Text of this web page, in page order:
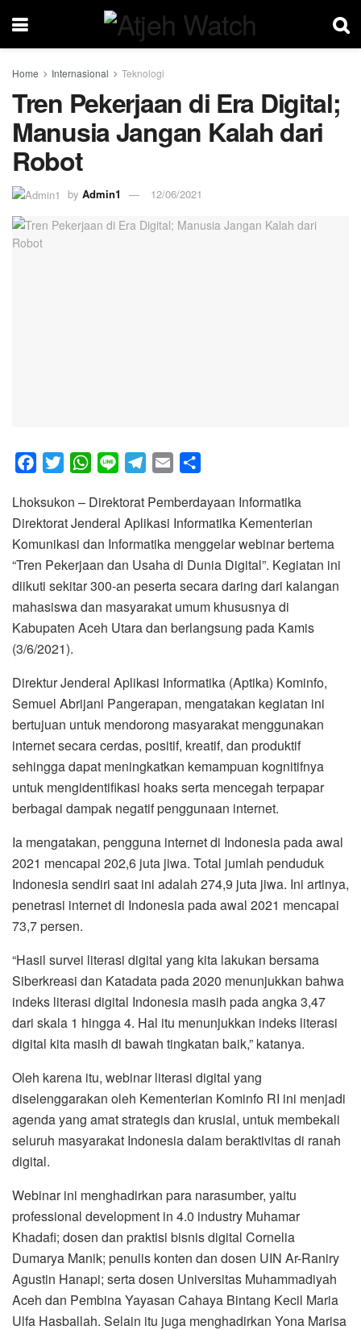
Home Internasional Teknologi
Tren Pekerjaan di Era Digital;
Manusia Jangan Kalah dari
Robot
by Admin1 12/06/2021
c
e
b
o
o
k
i
t
t
e
r
W
a
t
s
A
p
p
n
e
l
e
g
r
a
m
a
i
l
a
r
e
Lhoksukon – Direktorat Pemberdayaan Informatika
Direktorat Jenderal Aplikasi Informatika Kementerian
Komunikasi dan Informatika menggelar webinar bertema
“Tren Pekerjaan dan Usaha di Dunia Digital”. Kegiatan ini
diikuti sekitar 300-an peserta secara daring dari kalangan
mahasiswa dan masyarakat umum khususnya di
Kabupaten Aceh Utara dan berlangsung pada Kamis
(3/6/2021).
Direktur Jenderal Aplikasi Informatika (Aptika) Kominfo,
Semuel Abrijani Pangerapan, mengatakan kegiatan ini
bertujuan untuk mendorong masyarakat menggunakan
internet secara cerdas, positif, kreatif, dan produktif
sehingga dapat meningkatkan kemampuan kognitifnya
untuk mengidentifikasi hoaks serta mencegah terpapar
berbagai dampak negatif penggunaan internet.
Ia mengatakan, pengguna internet di Indonesia pada awal
2021 mencapai 202,6 juta jiwa. Total jumlah penduduk
Indonesia sendiri saat ini adalah 274,9 juta jiwa. Ini artinya,
penetrasi internet di Indonesia pada awal 2021 mencapai
73,7 persen.
“Hasil survei literasi digital yang kita lakukan bersama
Siberkreasi dan Katadata pada 2020 menunjukkan bahwa
indeks literasi digital Indonesia masih pada angka 3,47
dari skala 1 hingga 4. Hal itu menunjukkan indeks literasi
digital kita masih di bawah tingkatan baik,” katanya.
Oleh karena itu, webinar literasi digital yang
diselenggarakan oleh Kementerian Kominfo RI ini menjadi
agenda yang amat strategis dan krusial, untuk membekali
seluruh masyarakat Indonesia dalam beraktivitas di ranah
digital.
Webinar ini menghadirkan para narasumber, yaitu
professional development in 4.0 industry Muhamar
Khadafi; dosen dan praktisi bisnis digital Cornelia
Dumarya Manik; penulis konten dan dosen UIN Ar-Raniry
Agustin Hanapi; serta dosen Universitas Muhammadiyah
Aceh dan Pembina Yayasan Cahaya Bintang Kecil Maria
Ulfa Hasballah. Selain itu juga menghadirkan Yona Marisa